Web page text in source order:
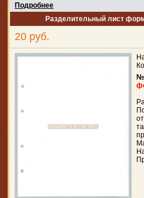
Подробнее
Разделительный лист
20 руб.